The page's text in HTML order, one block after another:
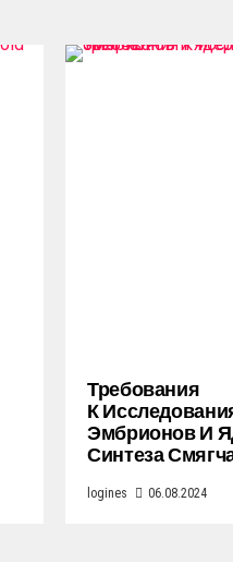
Требования
К
Эмбрионов И
Синтеза
logines 06.08.2024